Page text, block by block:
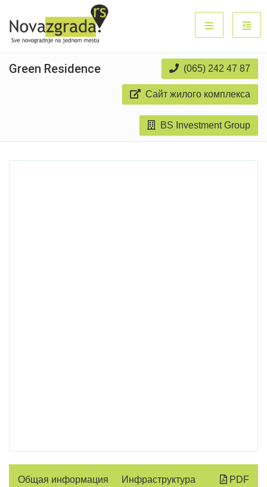
Green Residence (065) 242 47 87
Сайт жилого комплекса
BS Investment Group
Общая информация Инфраструктура
PDF